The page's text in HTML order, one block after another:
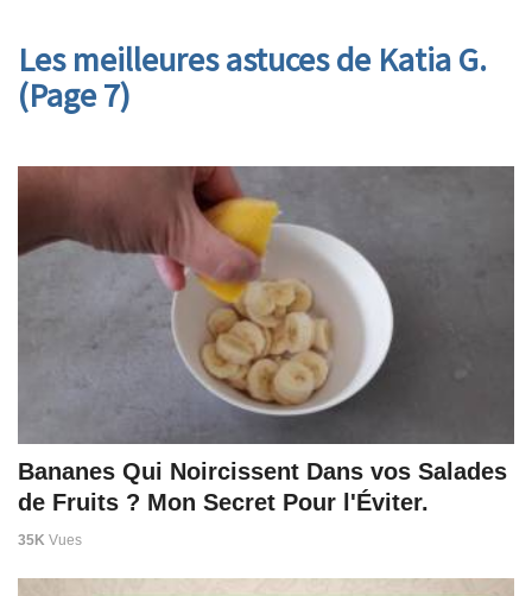
Les meilleures astuces de Katia G.
(Page 7)
Bananes Qui Noircissent Dans vos Salades
de Fruits ? Mon Secret Pour l'Éviter.
35K Vues